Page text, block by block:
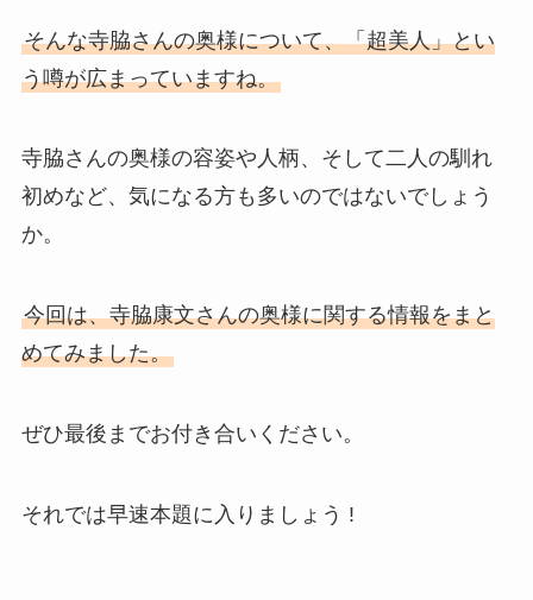
そんな寺脇さんの奥様について、「超美人」とい
う噂が広まっていますね。
寺脇さんの奥様の容姿や人柄、そして二人の馴れ
初めなど、気になる方も多いのではないでしょう
か。
今回は、寺脇康文さんの奥様に関する情報をまと
めてみました。
ぜひ最後までお付き合いください。
それでは早速本題に入りましょう !